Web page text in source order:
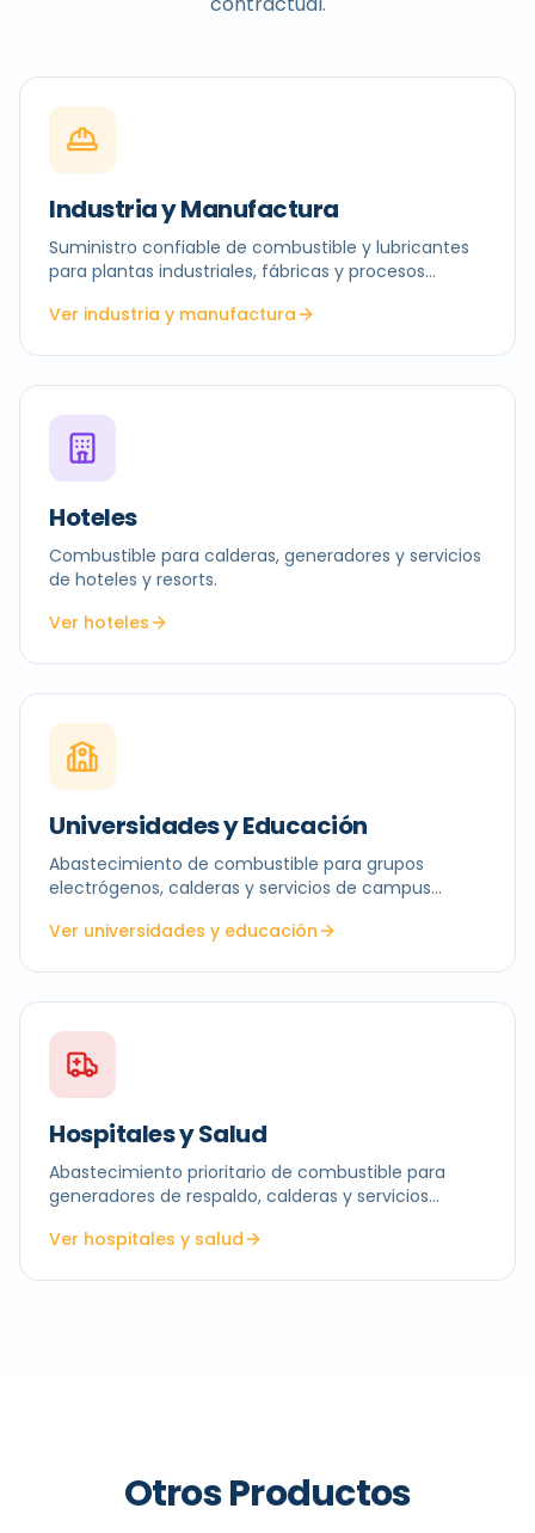
Industria y Manufactura
Suministro confiable de combustible y lubricantes
para plantas industriales, fábricas y procesos
Ver industria y manufactura
Hoteles
Combustible para calderas, generadores y servicios
de hoteles y resorts.
Ver hoteles
Universidades y Educación
Abastecimiento de combustible para grupos
electrógenos, calderas y servicios de campus
Ver universidades y educación
Hospitales y Salud
Abastecimiento prioritario de combustible para
generadores de respaldo, calderas y servicios
Ver hospitales y salud
Otros Productos